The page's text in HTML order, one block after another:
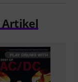
Artikel